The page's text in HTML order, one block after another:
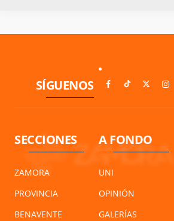
SÍGUENOS
SECCIONES
ZAMORA
PROVINCIA
BENAVENTE
A FONDO
UNI
OPINIÓN
GALERÍAS